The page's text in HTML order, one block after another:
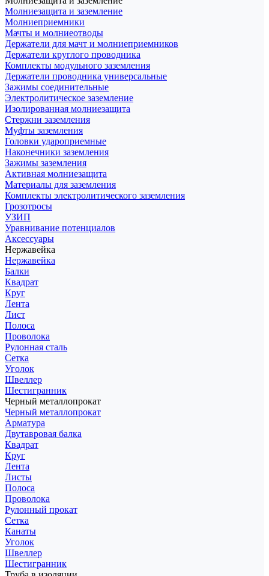
Молниезащита и заземление
Молниеприемники
Мачты и молниеотводы
Держатели для мачт и молниеприемников
Держатели круглого проводника
Комплекты модульного заземления
Держатели проводника универсальные
Зажимы соединительные
Электролитическое заземление
Изолированная молниезащита
Стержни заземления
Муфты заземления
Головки удароприемные
Наконечники заземления
Зажимы заземления
Активная молниезащита
Материалы для заземления
Комплекты электролитического заземления
Грозотросы
УЗИП
Уравнивание потенциалов
Аксессуары
Нержавейка
Нержавейка
Балки
Квадрат
Круг
Лента
Лист
Полоса
Проволока
Рулонная сталь
Сетка
Уголок
Швеллер
Шестигранник
Черный металлопрокат
Черный металлопрокат
Арматура
Двутавровая балка
Квадрат
Круг
Лента
Листы
Полоса
Проволока
Рулонный прокат
Сетка
Канаты
Уголок
Швеллер
Шестигранник